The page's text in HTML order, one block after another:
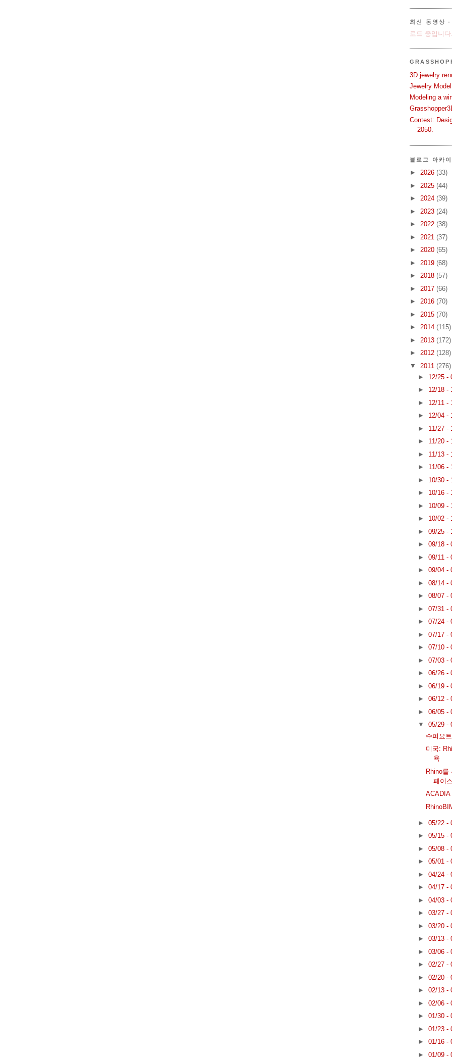
최신 동영상
로드 중입니
3D jewelry
Jewelry
Modeling a
Contest:
2050.
블로그 아카이
► 2026 (33)
► 2025 (44)
► 2024 (39)
► 2023 (24)
► 2022 (38)
► 2021 (37)
► 2020 (65)
► 2019 (68)
► 2018 (57)
► 2017 (66)
► 2016 (70)
► 2015 (70)
► 2014 (115)
► 2013 (172)
► 2012 (128)
▼ 2011 (276)
► 12/25 -
► 12/18 -
► 12/11 -
► 12/04 -
► 11/27 -
► 11/20 -
► 11/13 -
► 11/06 -
► 10/30 -
► 10/16 -
► 10/09 -
► 10/02 -
► 09/25 -
► 09/18 -
► 09/11 -
► 09/04 -
► 08/14 -
► 08/07 -
► 07/31 -
► 07/24 -
► 07/17 -
► 07/10 -
► 07/03 -
► 06/26 -
► 06/19 -
► 06/12 -
► 06/05 -
▼ 05/29 -
수퍼요
미국:
욕
Rhino를
페이스
ACADIA
► 05/22 -
► 05/15 -
► 05/08 -
► 05/01 -
► 04/24 -
► 04/17 -
► 04/03 -
► 03/27 -
► 03/20 -
► 03/13 -
► 03/06 -
► 02/27 -
► 02/20 -
► 02/13 -
► 02/06 -
► 01/30 -
► 01/23 -
► 01/16 -
► 01/09 -